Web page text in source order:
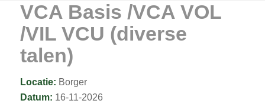
VCA Basis /VCA VOL
/VIL VCU (diverse
talen)
Locatie: Borger
Datum: 16-11-2026